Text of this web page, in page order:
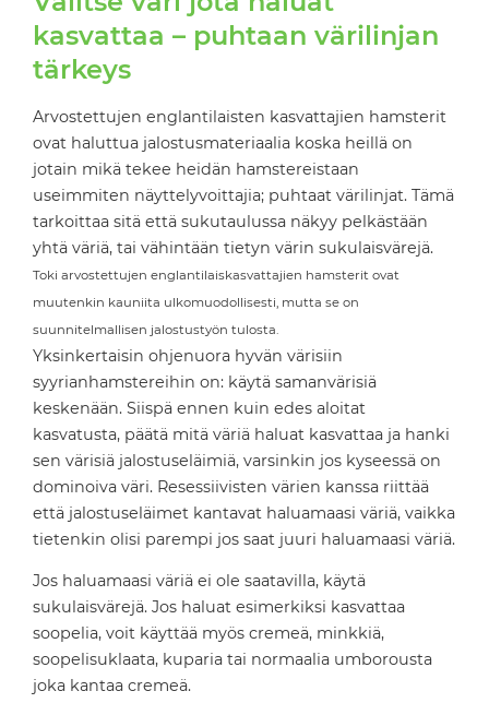
kasvattaa – puhtaan värilinjan
tärkeys
Arvostettujen englantilaisten kasvattajien hamsterit
ovat haluttua jalostusmateriaalia koska heillä on
jotain mikä tekee heidän hamstereistaan
useimmiten näyttelyvoittajia; puhtaat värilinjat. Tämä
tarkoittaa sitä että sukutaulussa näkyy pelkästään
yhtä väriä, tai vähintään tietyn värin sukulaisvärejä.
Toki arvostettujen englantilaiskasvattajien hamsterit ovat
muutenkin kauniita ulkomuodollisesti, mutta se on
suunnitelmallisen jalostustyön tulosta.
Yksinkertaisin ohjenuora hyvän värisiin
syyrianhamstereihin on: käytä samanvärisiä
keskenään. Siispä ennen kuin edes aloitat
kasvatusta, päätä mitä väriä haluat kasvattaa ja hanki
sen värisiä jalostuseläimiä, varsinkin jos kyseessä on
dominoiva väri. Resessiivisten värien kanssa riittää
että jalostuseläimet kantavat haluamaasi väriä, vaikka
tietenkin olisi parempi jos saat juuri haluamaasi väriä.
Jos haluamaasi väriä ei ole saatavilla, käytä
sukulaisvärejä. Jos haluat esimerkiksi kasvattaa
soopelia, voit käyttää myös cremeä, minkkiä,
soopelisuklaata, kuparia tai normaalia umborousta
joka kantaa cremeä.